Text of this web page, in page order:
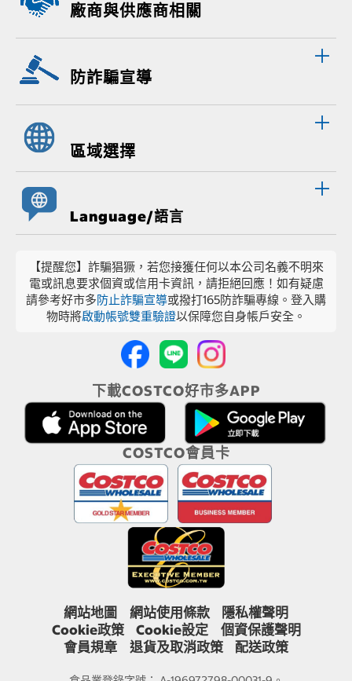
廠商與供應商相關
防詐騙宣導
區域選擇
Language/語言
【提醒您】詐騙猖獗，若您接獲任何以本公司名義不明來
電或訊息要求個資或信用卡資訊，請拒絕回應！如有疑慮
請參考好市多防止詐騙宣導或撥打165防詐騙專線。登入購
物時將啟動帳號雙重驗證以保障您自身帳戶安全。
下載COSTCO好市多APP
COSTCO會員卡
網站地圖 網站使用條款
隱私權聲明
Cookie政策
Cookie設定
個資保護聲明
會員規章
退貨及取消政策 配送政策